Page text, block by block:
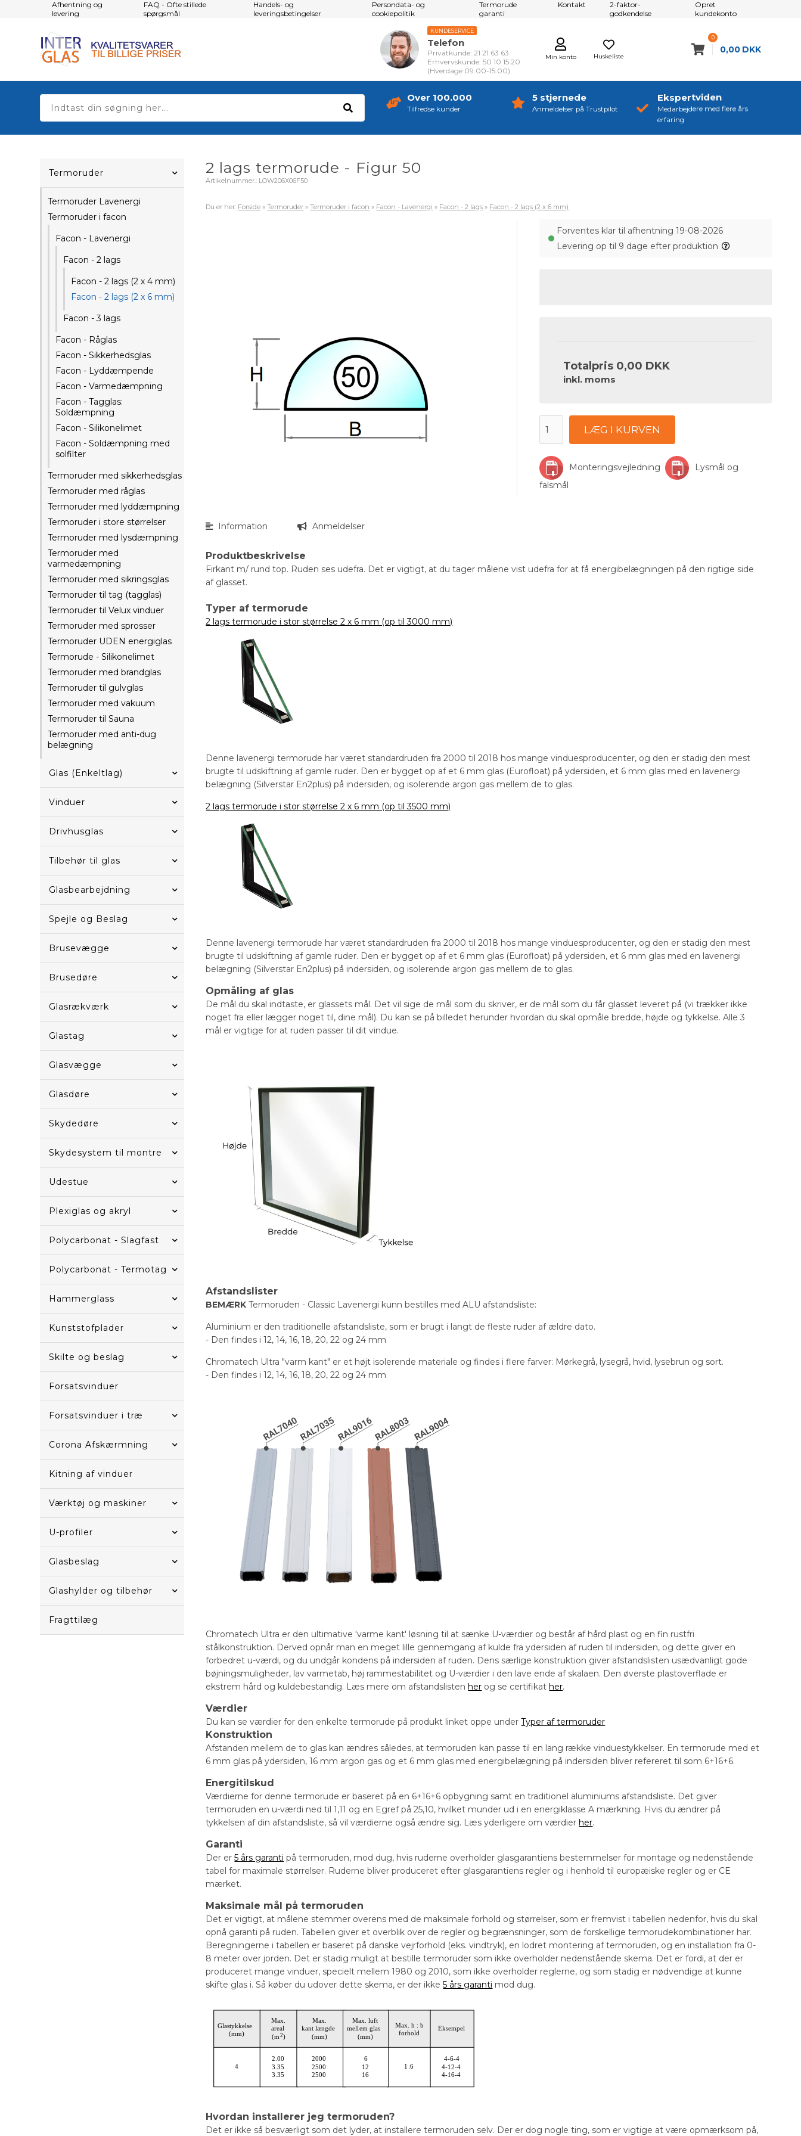
Afhentning og
levering
FAQ - Ofte stillede
spørgsmål
Handels- og
leveringsbetingelser
Persondata- og
cookiepolitik
Termorude
garanti
Kontakt
2-faktor-
godkendelse
Opret
kundekonto
Huskeliste
Min konto
KUNDESERVICE
Telefon
Privatkunde: 21 21 63 63
Erhvervskunde: 50 10 15 20
(Hverdage 09.00-15.00)
0
0,00 DKK
Over 100.000
Tilfredse kunder
5 stjernede
Anmeldelser på Trustpilot
Ekspertviden
Medarbejdere med flere års
erfaring
Termoruder
Termoruder Lavenergi
Termoruder i facon
Facon - Lavenergi
Facon - 2 lags
Facon - 2 lags (2 x 4 mm)
Facon - 2 lags (2 x 6 mm)
Facon - 3 lags
Facon - Råglas
Facon - Sikkerhedsglas
Facon - Lyddæmpende
Facon - Varmedæmpning
Facon - Tagglas:
Soldæmpning
Facon - Silikonelimet
Facon - Soldæmpning med
solfilter
Termoruder med sikkerhedsglas
Termoruder med råglas
Termoruder med lyddæmpning
Termoruder i store størrelser
Termoruder med lysdæmpning
Termoruder med
varmedæmpning
Termoruder med sikringsglas
Termoruder til tag (tagglas)
Termoruder til Velux vinduer
Termoruder med sprosser
Termoruder UDEN energiglas
Termorude - Silikonelimet
Termoruder med brandglas
Termoruder til gulvglas
Termoruder med vakuum
Termoruder til Sauna
Termoruder med anti-dug
belægning
Glas (Enkeltlag)
Vinduer
Drivhusglas
Tilbehør til glas
Glasbearbejdning
Spejle og Beslag
Brusevægge
Brusedøre
Glasrækværk
Glastag
Glasvægge
Glasdøre
Skydedøre
Skydesystem til montre
Udestue
Plexiglas og akryl
Polycarbonat - Slagfast
Polycarbonat - Termotag
Hammerglass
Kunststofplader
Skilte og beslag
Forsatsvinduer
Forsatsvinduer i træ
Corona Afskærmning
Kitning af vinduer
Værktøj og maskiner
U-profiler
Glasbeslag
Glashylder og tilbehør
Fragttilæg
2 lags termorude - Figur 50
Artikelnummer.: LOW206X06F50
Du er her: Forside »Termoruder »Termoruder i facon » Facon - Lavenergi » Facon - 2 lags » Facon - 2 lags (2 x 6 mm)
Forventes klar til afhentning 19-08-2026
Levering op til 9 dage efter produktion
Totalpris 0,00 DKK
inkl. moms
LÆG I KURVEN
Monteringsvejledning
Lysmål og
falsmål
Information Anmeldelser
Produktbeskrivelse
Firkant m/ rund top. Ruden ses udefra. Det er vigtigt, at du tager målene vist udefra for at få energibelægningen på den rigtige side
af glasset.
Typer af termorude
2 lags termorude i stor størrelse 2 x 6 mm (op til 3000 mm)
Denne lavenergi termorude har været standardruden fra 2000 til 2018 hos mange vinduesproducenter, og den er stadig den mest
brugte til udskiftning af gamle ruder. Den er bygget op af et 6 mm glas (Eurofloat) på ydersiden, et 6 mm glas med en lavenergi
belægning (Silverstar En2plus) på indersiden, og isolerende argon gas mellem de to glas.
2 lags termorude i stor størrelse 2 x 6 mm (op til 3500 mm)
Denne lavenergi termorude har været standardruden fra 2000 til 2018 hos mange vinduesproducenter, og den er stadig den mest
brugte til udskiftning af gamle ruder. Den er bygget op af et 6 mm glas (Eurofloat) på ydersiden, et 6 mm glas med en lavenergi
belægning (Silverstar En2plus) på indersiden, og isolerende argon gas mellem de to glas.
Opmåling af glas
De mål du skal indtaste, er glassets mål. Det vil sige de mål som du skriver, er de mål som du får glasset leveret på (vi trækker ikke
noget fra eller lægger noget til, dine mål). Du kan se på billedet herunder hvordan du skal opmåle bredde, højde og tykkelse. Alle 3
mål er vigtige for at ruden passer til dit vindue.
Afstandslister
BEMÆRKTermoruden - Classic Lavenergi kunn bestilles med ALU afstandsliste:
Aluminium er den traditionelle afstandsliste, som er brugt i langt de fleste ruder af ældre dato.
- Den findes i 12, 14, 16, 18, 20, 22 og 24 mm
Chromatech Ultra "varm kant" er et højt isolerende materiale og findes i flere farver: Mørkegrå, lysegrå, hvid, lysebrun og sort.
- Den findes i 12, 14, 16, 18, 20, 22 og 24 mm
Chromatech Ultra er den ultimative 'varme kant' løsning til at sænke U-værdier og består af hård plast og en fin rustfri
stålkonstruktion. Derved opnår man en meget lille gennemgang af kulde fra ydersiden af ruden til indersiden, og dette giver en
forbedret u-værdi, og du undgår kondens på indersiden af ruden. Dens særlige konstruktion giver afstandslisten usædvanligt gode
bøjningsmuligheder, lav varmetab, høj rammestabilitet og U-værdier i den lave ende af skalaen. Den øverste plastoverflade er
ekstrem hård og kuldebestandig. Læs mere om afstandslistenher og se certifikather.
Værdier
Du kan se værdier for den enkelte termorude på produkt linket oppe underTyper af termoruder
Konstruktion
Afstanden mellem de to glas kan ændres således, at termoruden kan passe til en lang række vinduestykkelser. En termorude med et
6 mm glas på ydersiden, 16 mm argon gas og et 6 mm glas med energibelægning på indersiden bliver refereret til som 6+16+6.
Energitilskud
Værdierne for denne termorude er baseret på en 6+16+6 opbygning samt en traditionel aluminiums afstandsliste. Det giver
termoruden en u-værdi ned til 1,11 og en Egref på 25,10, hvilket munder ud i en energiklasse A mærkning. Hvis du ændrer på
tykkelsen af din afstandsliste, så vil værdierne også ændre sig. Læs yderligere om værdierher.
Garanti
Der er5 års garanti på termoruden, mod dug, hvis ruderne overholder glasgarantiens bestemmelser for montage og nedenstående
tabel for maximale størrelser. Ruderne bliver produceret efter glasgarantiens regler og i henhold til europæiske regler og er CE
mærket.
Maksimale mål på termoruden
Det er vigtigt, at målene stemmer overens med de maksimale forhold og størrelser, som er fremvist i tabellen nedenfor, hvis du skal
opnå garanti på ruden. Tabellen giver et overblik over de regler og begrænsninger, som de forskellige termorudekombinationer har.
Beregningerne i tabellen er baseret på danske vejrforhold (eks. vindtryk), en lodret montering af termoruden, og en installation fra 0-
8 meter over jorden. Det er stadig muligt at bestille termoruder som ikke overholder nedenstående skema. Det er fordi, at der er
produceret mange vinduer, specielt mellem 1980 og 2010, som ikke overholder reglerne, og som stadig er nødvendige at kunne
skifte glas i. Så køber du udover dette skema, er der ikke5 års garanti mod dug.
Hvordan installerer jeg termoruden?
Det er ikke så besværligt som det lyder, at installere termoruden selv. Der er dog nogle ting, som er vigtige at være opmærksom på,